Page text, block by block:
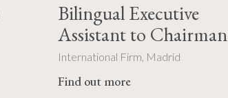
Bilingual Executive
Assistant to Chairman
International Firm, Madrid
Find out more